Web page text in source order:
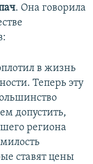
. Она говорила
в жизнь
Теперь эту
допустить,
региона
ставят цены